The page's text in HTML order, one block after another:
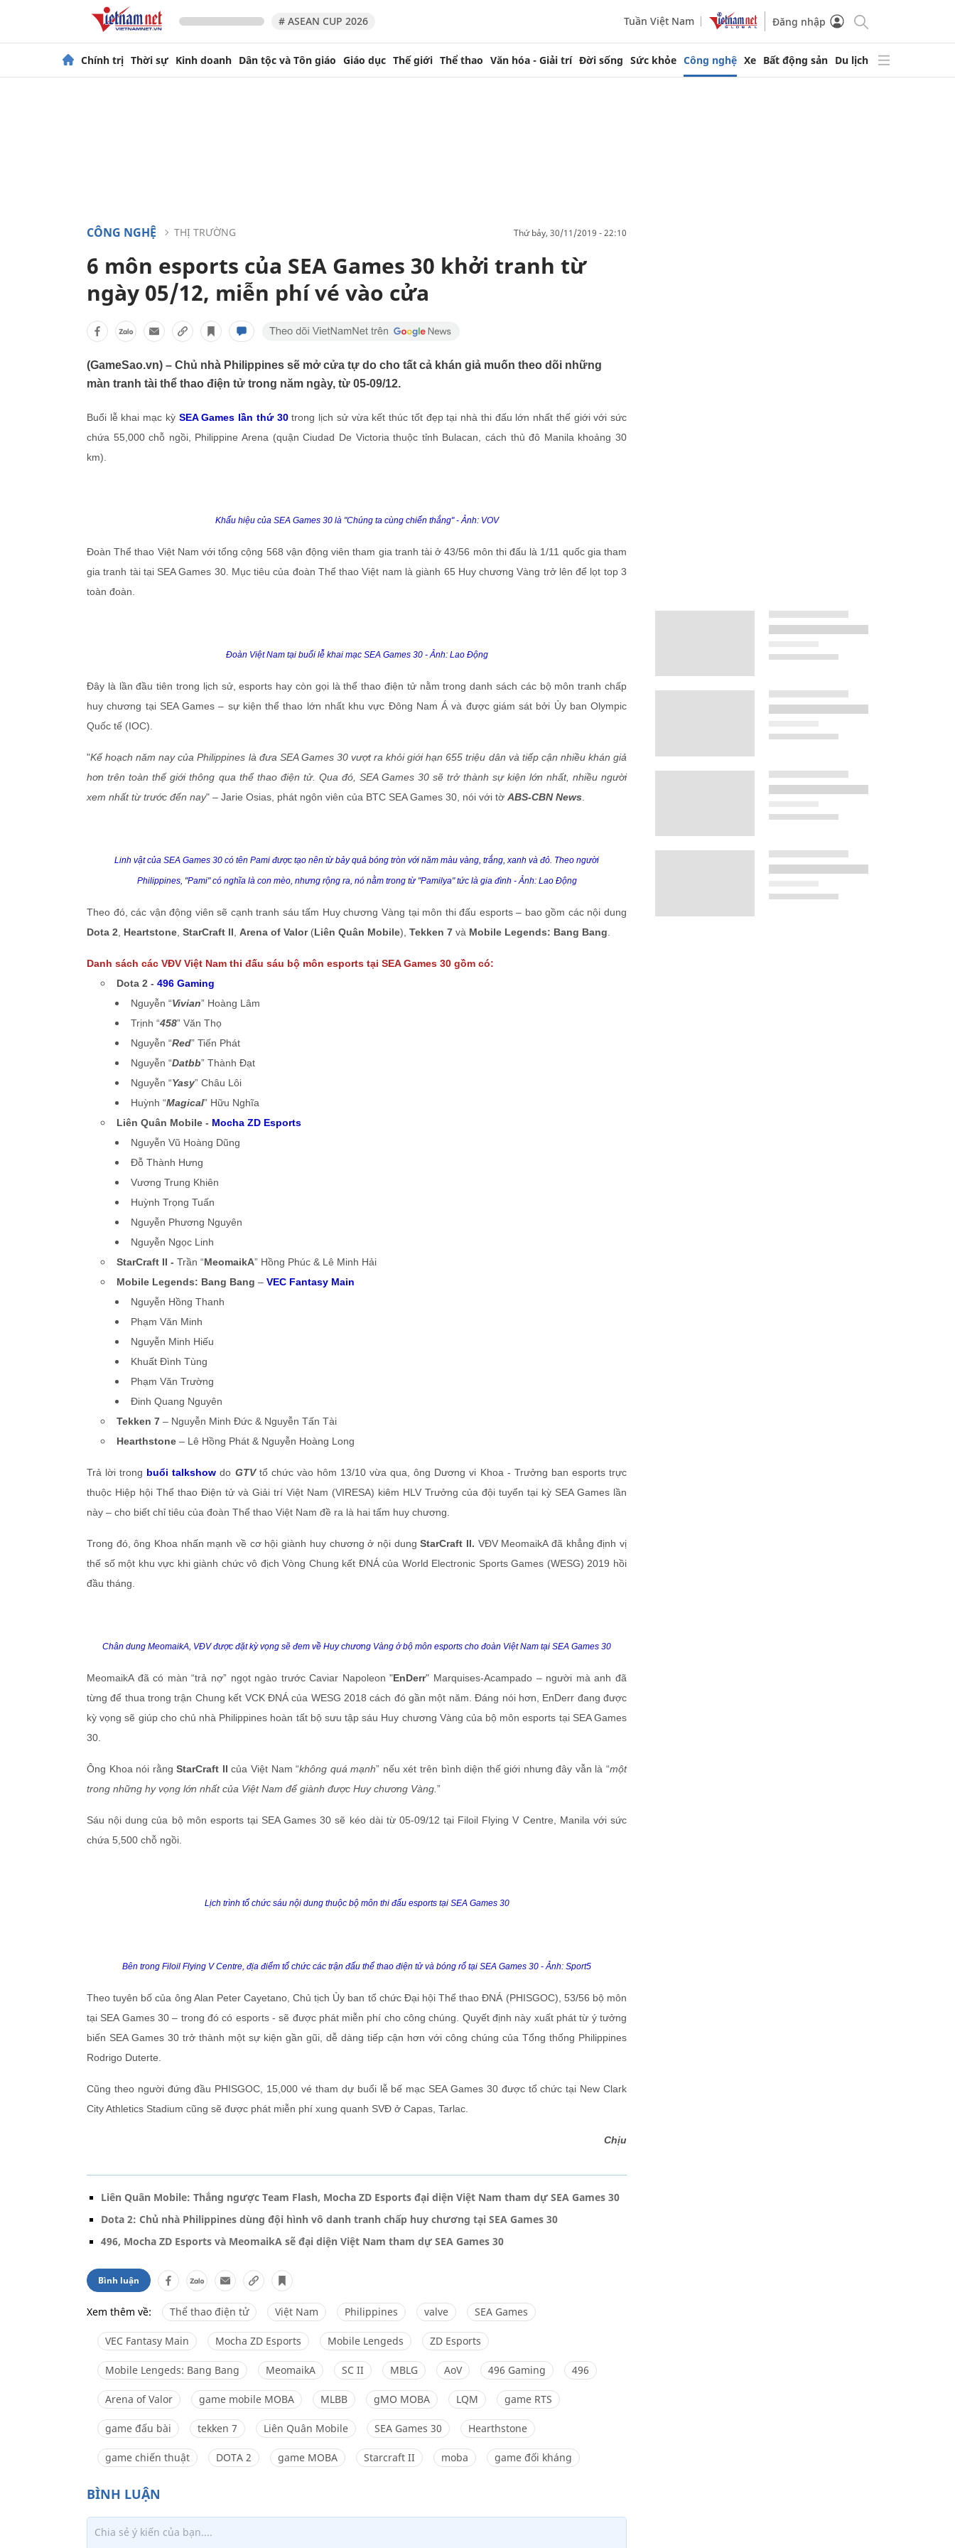
# ASEAN CUP 2026 Tuần Việt Nam Đăng nhập
Chính trị Thời sự Kinh doanh Dân tộc và Tôn giáo Giáo dục Thế giới Thể thao Văn hóa - Giải trí Đời sống Sức khỏe Công nghệ Xe Bất động sản Du lịch
CÔNG NGHỆ THỊ TRƯỜNG thứ bảy, 30/11/2019 - 22:10
6 môn esports của SEA Games 30 khởi tranh từ
ngày 05/12, miễn phí vé vào cửa
(GameSao.vn) – Chủ nhà Philippines sẽ mở cửa tự do cho tất cả khán giả muốn theo dõi những
màn tranh tài thể thao điện tử trong năm ngày, từ 05-09/12.
Buổi lễ khai mạc kỳ SEA Games lần thứ 30trong lịch sử vừa kết thúc tốt đẹp tại nhà thi đấu lớn nhất thế giới với sức
chứa 55,000 chỗ ngồi, Philippine Arena (quận Ciudad De Victoria thuộc tỉnh Bulacan, cách thủ đô Manila khoảng 30
km).
Khẩu hiệu của SEA Games 30 là "Chúng ta cùng chiến thắng" - Ảnh: VOV
Đoàn Thể thao Việt Nam với tổng cộng 568 vận động viên tham gia tranh tài ở 43/56 môn thi đấu là 1/11 quốc gia tham
gia tranh tài tại SEA Games 30. Mục tiêu của đoàn Thể thao Việt nam là giành 65 Huy chương Vàng trở lên để lọt top 3
toàn đoàn.
Đoàn Việt Nam tại buổi lễ khai mạc SEA Games 30 - Ảnh: Lao Động
Đây là lần đầu tiên trong lịch sử, esports hay còn gọi là thể thao điện tử nằm trong danh sách các bộ môn tranh chấp
huy chương tại SEA Games – sự kiện thể thao lớn nhất khu vực Đông Nam Á và được giám sát bởi Ủy ban Olympic
Quốc tế (IOC).
"Kế hoạch năm nay của Philippines là đưa SEA Games 30 vượt ra khỏi giới hạn 655 triệu dân và tiếp cận nhiều khán giả
hơn trên toàn thế giới thông qua thể thao điện tử. Qua đó, SEA Games 30 sẽ trở thành sự kiện lớn nhất, nhiều người
xem nhất từ trước đến nay" – Jarie Osias, phát ngôn viên của BTC SEA Games 30, nói với tờ ABS-CBN News
Linh vật của SEA Games 30 có tên Pami được tạo nên từ bảy quả bóng tròn với năm màu vàng, trắng, xanh và đỏ. Theo người
Philippines, "Pami" có nghĩa là con mèo, nhưng rộng ra, nó nằm trong từ "Pamilya" tức là gia đình - Ảnh: Lao Động
Theo đó, các vận động viên sẽ cạnh tranh sáu tấm Huy chương Vàng tại môn thi đấu esports – bao gồm các nội dung
Dota 2
Heartstone StarCraft II Arena of Valor (Liên Quân Mobile), Tekken 7 và Mobile Legends: Bang Bang
Danh sách các VĐV Việt Nam thi đấu sáu bộ môn esports tại SEA Games 30 gồm có:
Dota 2 - 496 Gaming
Nguyễn “Vivian” Hoàng Lâm
Trịnh “458” Văn Thọ
Nguyễn “Red” Tiến Phát
Nguyễn “Datbb” Thành Đạt
Nguyễn “Yasy” Châu Lôi
Huỳnh “Magical” Hữu Nghĩa
Liên Quân Mobile - Mocha ZD Esports
Nguyễn Vũ Hoàng Dũng
Đỗ Thành Hưng
Vương Trung Khiên
Huỳnh Trọng Tuấn
Nguyễn Phương Nguyên
Nguyễn Ngọc Linh
StarCraft II - Trần “MeomaikA” Hồng Phúc & Lê Minh Hải
Mobile Legends: Bang Bang – VEC Fantasy Main
Nguyễn Hồng Thanh
Phạm Văn Minh
Nguyễn Minh Hiếu
Khuất Đình Tùng
Phạm Văn Trường
Đinh Quang Nguyên
Tekken 7 – Nguyễn Minh Đức & Nguyễn Tấn Tài
Hearthstone – Lê Hồng Phát & Nguyễn Hoàng Long
Trả lời trong buổi talkshow do GTVtổ chức vào hôm 13/10 vừa qua, ông Dương vi Khoa - Trưởng ban esports trực
thuộc Hiệp hội Thể thao Điện tử và Giải trí Việt Nam (VIRESA) kiêm HLV Trưởng của đội tuyển tại kỳ SEA Games lần
này – cho biết chỉ tiêu của đoàn Thể thao Việt Nam đề ra là hai tấm huy chương.
Trong đó, ông Khoa nhấn mạnh về cơ hội giành huy chương ở nội dungStarCraft II. VĐV MeomaikA đã khẳng định vị
thế số một khu vực khi giành chức vô địch Vòng Chung kết ĐNÁ của World Electronic Sports Games (WESG) 2019 hồi
đầu tháng.
Chân dung MeomaikA, VĐV được đặt kỳ vọng sẽ đem về Huy chương Vàng ở bộ môn esports cho đoàn Việt Nam tại SEA Games 30
MeomaikA đã có màn “trả nợ” ngọt ngào trước Caviar Napoleon "EnDerr" Marquises-Acampado – người mà anh đã
từng để thua trong trận Chung kết VCK ĐNÁ của WESG 2018 cách đó gần một năm. Đáng nói hơn, EnDerr đang được
kỳ vọng sẽ giúp cho chủ nhà Philippines hoàn tất bộ sưu tập sáu Huy chương Vàng của bộ môn esports tại SEA Games
30.
Ông Khoa nói rằngStarCraft II của Việt Nam “không quá mạnh” nếu xét trên bình diện thế giới nhưng đây vẫn là “một
trong những hy vọng lớn nhất của Việt Nam để giành được Huy chương Vàng. ”
Sáu nội dung của bộ môn esports tại SEA Games 30 sẽ kéo dài từ 05-09/12 tại Filoil Flying V Centre, Manila với sức
chứa 5,500 chỗ ngồi.
Lịch trình tổ chức sáu nội dung thuộc bộ môn thi đấu esports tại SEA Games 30
Bên trong Filoil Flying V Centre, địa điểm tổ chức các trận đấu thể thao điện tử và bóng rổ tại SEA Games 30 - Ảnh: Sport5
Theo tuyên bố của ông Alan Peter Cayetano, Chủ tịch Ủy ban tổ chức Đại hội Thể thao ĐNÁ (PHISGOC), 53/56 bộ môn
tại SEA Games 30 – trong đó có esports - sẽ được phát miễn phí cho công chúng. Quyết định này xuất phát từ ý tưởng
biến SEA Games 30 trở thành một sự kiện gần gũi, dễ dàng tiếp cận hơn với công chúng của Tổng thống Philippines
Rodrigo Duterte.
Cũng theo người đứng đầu PHISGOC, 15,000 vé tham dự buổi lễ bế mạc SEA Games 30 được tổ chức tại New Clark
City Athletics Stadium cũng sẽ được phát miễn phí xung quanh SVĐ ở Capas, Tarlac.
Chịu
Liên Quân Mobile: Thắng ngược Team Flash, Mocha ZD Esports đại diện Việt Nam tham dự SEA Games 30
Dota 2: Chủ nhà Philippines dùng đội hình vô danh tranh chấp huy chương tại SEA Games 30
496, Mocha ZD Esports và MeomaikA sẽ đại diện Việt Nam tham dự SEA Games 30
Bình luận
Xem thêm về: Thể thao điện tử Việt Nam Philippines valve SEA Games
VEC Fantasy Main Mocha ZD Esports Mobile Lengeds ZD Esports
Mobile Lengeds: Bang Bang MeomaikA SC II MBLG AoV 496 Gaming 496
Arena of Valor game mobile MOBA MLBB gMO MOBA LQM game RTS
game đấu bài tekken 7 Liên Quân Mobile SEA Games 30 Hearthstone
game chiến thuật DOTA 2 game MOBA Starcraft II moba game đối kháng